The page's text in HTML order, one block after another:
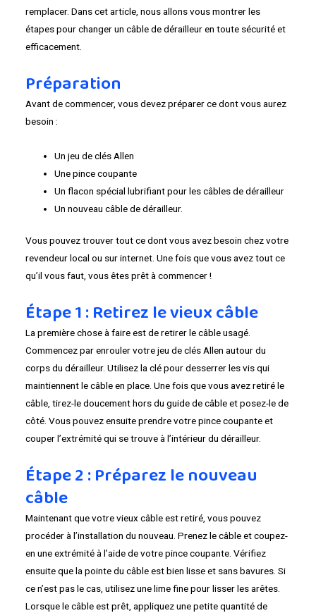
remplacer. Dans cet article, nous allons vous montrer les
étapes pour changer un câble de dérailleur en toute sécurité et
efficacement.
Préparation
Avant de commencer, vous devez préparer ce dont vous aurez
besoin :
Un jeu de clés Allen
Une pince coupante
Un flacon spécial lubrifiant pour les câbles de dérailleur
Un nouveau câble de dérailleur.
Vous pouvez trouver tout ce dont vous avez besoin chez votre
revendeur local ou sur internet. Une fois que vous avez tout ce
qu’il vous faut, vous êtes prêt à commencer !
Étape 1 : Retirez le vieux câble
La première chose à faire est de retirer le câble usagé.
Commencez par enrouler votre jeu de clés Allen autour du
corps du dérailleur. Utilisez la clé pour desserrer les vis qui
maintiennent le câble en place. Une fois que vous avez retiré le
câble, tirez-le doucement hors du guide de câble et posez-le de
côté. Vous pouvez ensuite prendre votre pince coupante et
couper l’extrémité qui se trouve à l’intérieur du dérailleur.
Étape 2 : Préparez le nouveau
câble
Maintenant que votre vieux câble est retiré, vous pouvez
procéder à l’installation du nouveau. Prenez le câble et coupez-
en une extrémité à l’aide de votre pince coupante. Vérifiez
ensuite que la pointe du câble est bien lisse et sans bavures. Si
ce n’est pas le cas, utilisez une lime fine pour lisser les arêtes.
Lorsque le câble est prêt, appliquez une petite quantité de